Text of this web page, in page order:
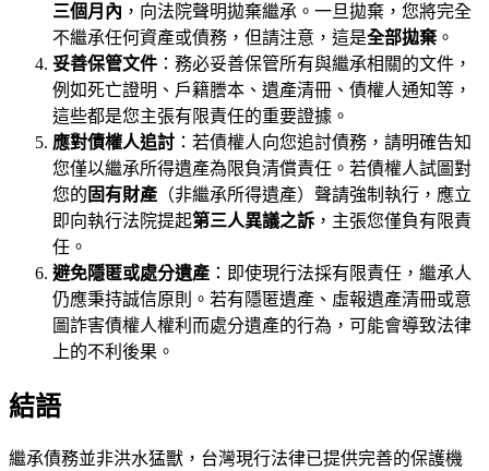
三個月內 ，向法院聲明拋棄繼承。一旦拋棄，您將完全
不繼承任何資產或債務，但請注意，這是全部拋棄 。
妥善保管文件 ：務必妥善保管所有與繼承相關的文件，
例如死亡證明、戶籍謄本、遺產清冊、債權人通知等，
這些都是您主張有限責任的重要證據。
應對債權人追討 ：若債權人向您追討債務，請明確告知
您僅以繼承所得遺產為限負清償責任。若債權人試圖對
您的 固有財產 （非繼承所得遺產）聲請強制執行，應立
即向執行法院提起第三人異議之訴 ，主張您僅負有限責
任。
避免隱匿或處分遺產 ：即使現行法採有限責任，繼承人
仍應秉持誠信原則。若有隱匿遺產、虛報遺產清冊或意
圖詐害債權人權利而處分遺產的行為，可能會導致法律
上的不利後果。
結語
繼承債務並非洪水猛獸，台灣現行法律已提供完善的保護機